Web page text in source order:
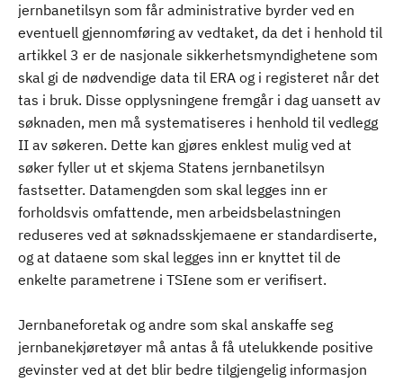
jernbanetilsyn som får administrative byrder ved en
eventuell gjennomføring av vedtaket, da det i henhold til
artikkel 3 er de nasjonale sikkerhetsmyndighetene som
skal gi de nødvendige data til ERA og i registeret når det
tas i bruk. Disse opplysningene fremgår i dag uansett av
søknaden, men må systematiseres i henhold til vedlegg
II av søkeren. Dette kan gjøres enklest mulig ved at
søker fyller ut et skjema Statens jernbanetilsyn
fastsetter. Datamengden som skal legges inn er
forholdsvis omfattende, men arbeidsbelastningen
reduseres ved at søknadsskjemaene er standardiserte,
og at dataene som skal legges inn er knyttet til de
enkelte parametrene i TSIene som er verifisert.
Jernbaneforetak og andre som skal anskaffe seg
jernbanekjøretøyer må antas å få utelukkende positive
gevinster ved at det blir bedre tilgjengelig informasjon